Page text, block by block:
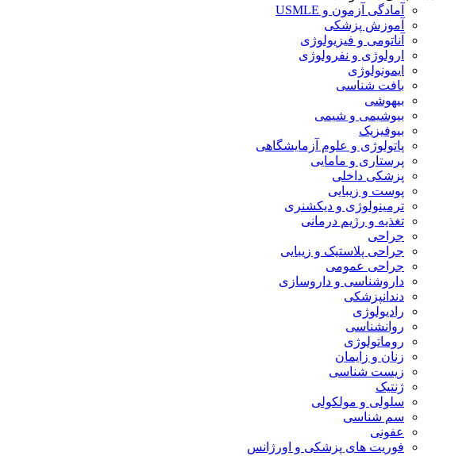
آمادگی آزمون و USMLE
آموزش پزشکی
آناتومی و فیزیولوژی
ارولوژی و نفرولوژی
ایمونولوژی
بافت شناسی
بیهوشی
بیوشیمی و شیمی
بیوفیزیک
پاتولوژی و علوم آزمایشگاهی
پرستاری و مامایی
پزشکی داخلی
پوست و زیبایی
ترمینولوژی و دیکشنری
تغذیه و رژیم درمانی
جراحی
جراحی پلاستیک و زیبایی
جراحی عمومی
داروشناسی و داروسازی
دندانپزشکی
رادیولوژی
روانشناسی
روماتولوژی
زنان و زایمان
زیست شناسی
ژنتیک
سلولی و مولکولی
سم شناسی
عفونی
فوریت های پزشکی و اورژانس